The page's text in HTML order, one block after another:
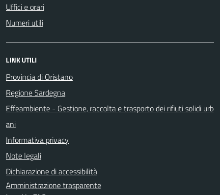
Uffici e orari
Numeri utili
LINK UTILI
Provincia di Oristano
Regione Sardegna
Effeambiente - Gestione, raccolta e trasporto dei rifiuti solidi urb
ani
Informativa privacy
Note legali
Dichiarazione di accessibilità
Amministrazione trasparente